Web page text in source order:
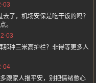
03
了，机场安保是吃干饭的吗？
。
03
那种三米高护栏？非得等更多人
04
跟家人报平安，别把情绪憋心